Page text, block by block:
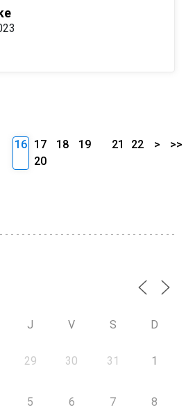
16 17 18
19
20
21 22 > >>
J V S D
29 30 31 1
5 6 7 8